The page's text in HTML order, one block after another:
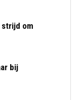
strijd om
bij